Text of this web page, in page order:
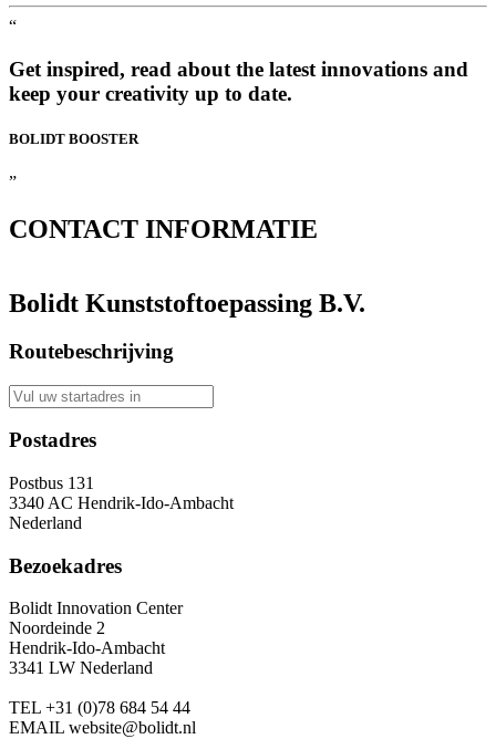
“
Get inspired, read about the latest innovations and
keep your creativity up to date.
BOLIDT BOOSTER
”
CONTACT INFORMATIE
Bolidt Kunststoftoepassing B.V.
Routebeschrijving
Postadres
Postbus 131
3340 AC Hendrik-Ido-Ambacht
Nederland
Bezoekadres
Bolidt Innovation Center
Noordeinde 2
Hendrik-Ido-Ambacht
3341 LW Nederland
TEL +31 (0)78 684 54 44
EMAIL website@bolidt.nl